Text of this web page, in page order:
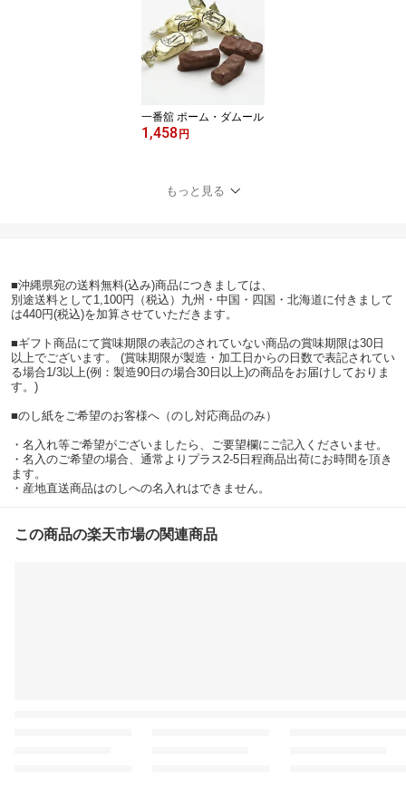
一番舘 ポーム・ダムール
1,458 円
もっと見る
■沖縄県宛の送料無料(込み)商品につきましては、
別途送料として1,100円（税込）九州・中国・四国・北海道に付きまして
は440円(税込)を加算させていただきます。
■ギフト商品にて賞味期限の表記のされていない商品の賞味期限は30日
以上でございます。 (賞味期限が製造・加工日からの日数で表記されてい
る場合1/3以上(例：製造90日の場合30日以上)の商品をお届けしておりま
す。)
■のし紙をご希望のお客様へ（のし対応商品のみ）
・名入れ等ご希望がございましたら、ご要望欄にご記入くださいませ。
・名入のご希望の場合、通常よりプラス2-5日程商品出荷にお時間を頂き
ます。
・産地直送商品はのしへの名入れはできません。
この商品の楽天市場の関連商品